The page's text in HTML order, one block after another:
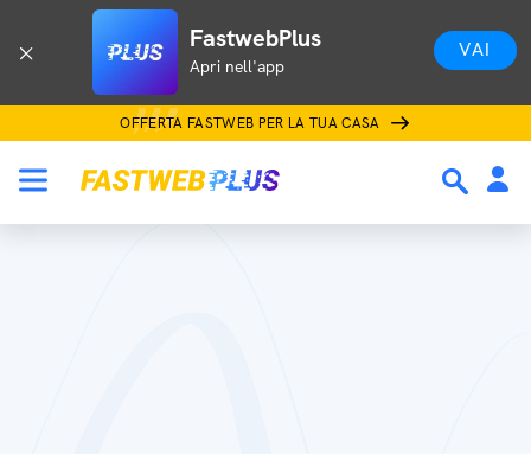
FastwebPlus
Apri nell'app
VAI
OFFERTA FASTWEB PER LA TUA CASA